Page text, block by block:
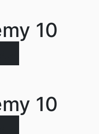
10
10